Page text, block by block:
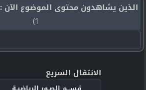
الذين يشاهدون محتوى الموضوع الآن : 1
1)
الانتقال السريع